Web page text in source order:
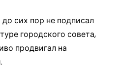
сих пор не подписал
городского совета,
продвигал на